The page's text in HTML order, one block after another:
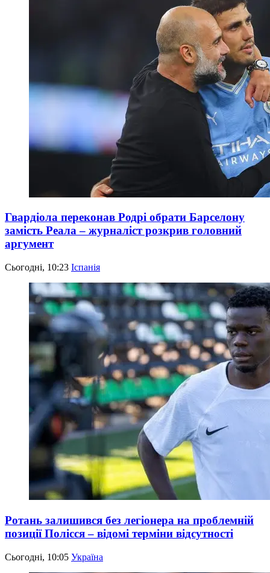
Гвардіола переконав Родрі обрати Барселону
замість Реала – журналіст розкрив головний
аргумент
Сьогодні, 10:23 Іспанія
Ротань залишився без легіонера на проблемній
позиції Полісся – відомі терміни відсутності
Сьогодні, 10:05 Україна